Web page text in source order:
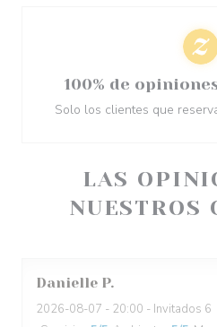
LAS
NUESTROS
Danielle P
2026-08-07 - 20:00 - Invitados 6
100% de
Solo los clientes que